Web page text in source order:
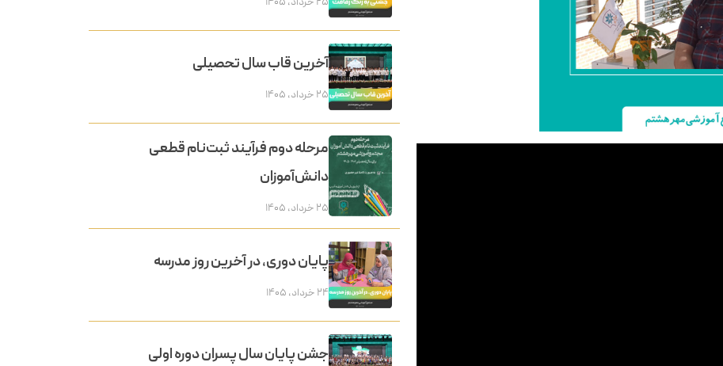
آخرین قاب سال تحصیلی
۲۵ خرداد, ۱۴۰۵
مرحله دوم فرآیند ثبت‌نام قطعی
دانش‌آموزان
۲۵ خرداد, ۱۴۰۵
پایان دوری، در آخرین روز مدرسه
۲۴ خرداد, ۱۴۰۵
جشن پایان سال پسران دوره اولی